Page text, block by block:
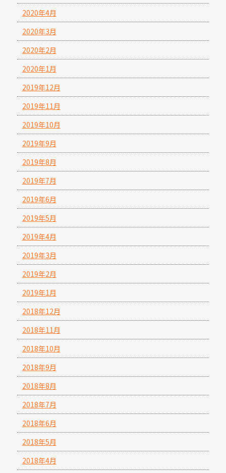
2020年4月
2020年3月
2020年2月
2020年1月
2019年12月
2019年11月
2019年10月
2019年9月
2019年8月
2019年7月
2019年6月
2019年5月
2019年4月
2019年3月
2019年2月
2019年1月
2018年12月
2018年11月
2018年10月
2018年9月
2018年8月
2018年7月
2018年6月
2018年5月
2018年4月